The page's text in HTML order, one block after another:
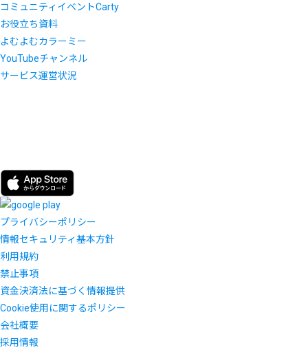
コミュニティイベントCarty
お役立ち資料
よむよむカラーミー
YouTubeチャンネル
サービス運営状況
プライバシーポリシー
情報セキュリティ基本方針
利用規約
禁止事項
資金決済法に基づく情報提供
Cookie使用に関するポリシー
会社概要
採用情報